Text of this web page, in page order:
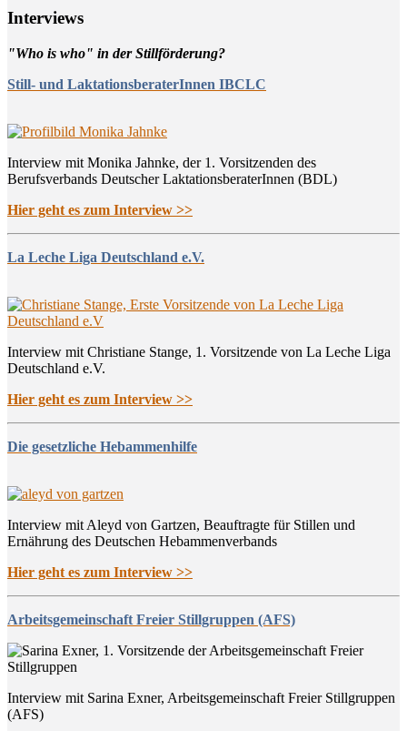
Inter­views
"Who is who" in der Stillförderung?
Still- und LaktationsberaterInnen IBCLC
Interview mit Monika Jahnke, der 1. Vorsitzenden des
Berufsverbands Deutscher LaktationsberaterInnen (BDL)
Hier geht es zum Interview >>
La Leche Liga Deutschland e.V.
Interview mit Christiane Stange, 1. Vorsitzende von La Leche Liga
Deutschland e.V.
Hier geht es zum Interview >>
Die gesetzliche Hebammenhilfe
Interview mit Aleyd von Gartzen, Beauftragte für Stillen und
Ernährung des Deutschen Hebammenverbands
Hier geht es zum Interview >>
Arbeitsgemeinschaft Freier Stillgruppen (AFS)
Interview mit Sarina Exner, Arbeitsgemeinschaft Freier Stillgruppen
(AFS)